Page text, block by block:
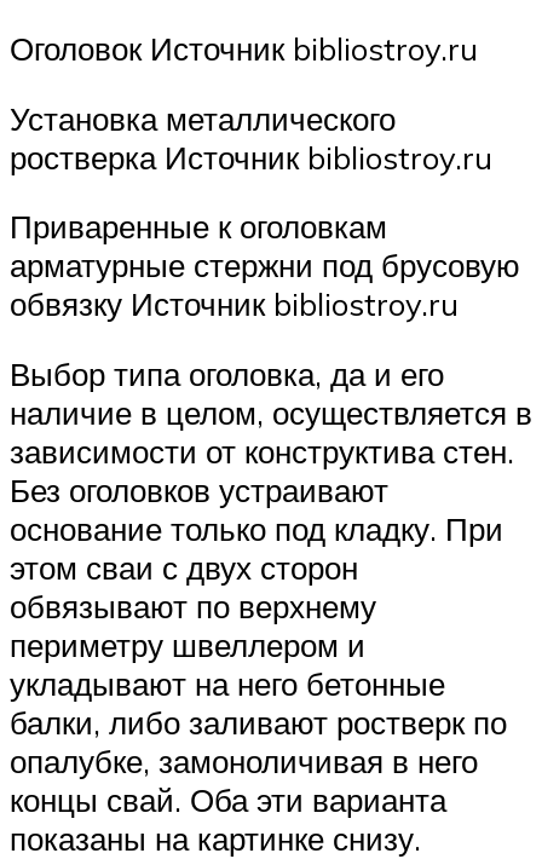
Оголовок Источник bibliostroy.ru
Установка металлического
ростверка Источник bibliostroy.ru
Приваренные к оголовкам
арматурные стержни под брусовую
обвязку Источник bibliostroy.ru
Выбор типа оголовка, да и его
наличие в целом, осуществляется в
зависимости от конструктива стен.
Без оголовков устраивают
основание только под кладку. При
этом сваи с двух сторон
обвязывают по верхнему
периметру швеллером и
укладывают на него бетонные
балки, либо заливают ростверк по
опалубке, замоноличивая в него
концы свай. Оба эти варианта
показаны на картинке снизу.